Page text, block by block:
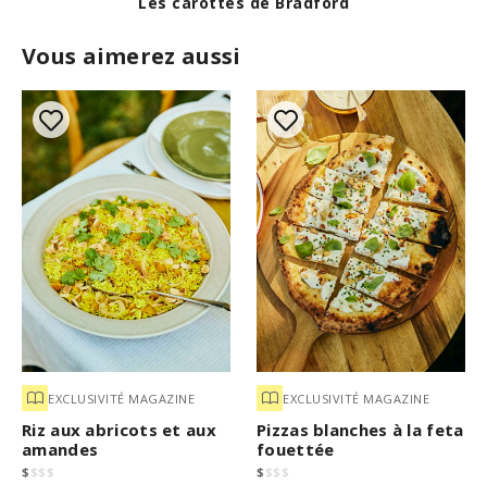
Vous aimerez aussi
EXCLUSIVITÉ MAGAZINE
Riz aux abricots et aux
amandes
$ $$ $
EXCLUSIVITÉ MAGAZINE
Pizzas blanches à la feta
fouettée
$ $$ $